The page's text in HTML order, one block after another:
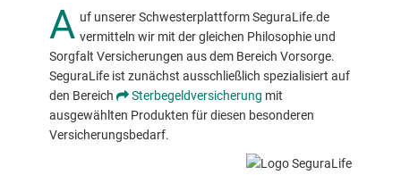
A uf unserer Schwesterplattform SeguraLife.de
vermitteln wir mit der gleichen Philosophie und
Sorgfalt Versicherungen aus dem Bereich Vorsorge.
SeguraLife ist zunächst ausschließlich spezialisiert auf
den Bereich
Sterbegeldversicherung mit
ausgewählten Produkten für diesen besonderen
Versicherungsbedarf.